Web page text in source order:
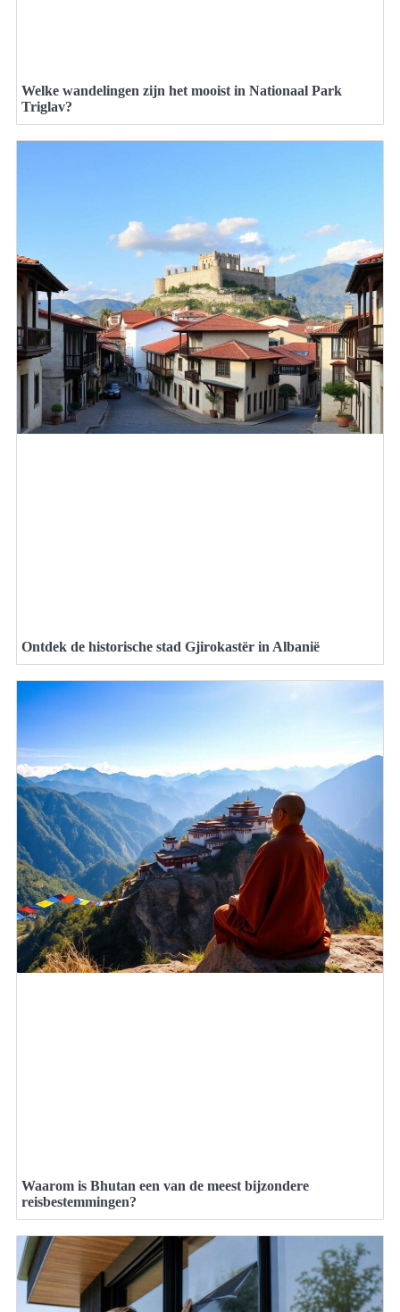
Welke wandelingen zijn het mooist in Nationaal Park
Triglav?
Ontdek de historische stad Gjirokastër in Albanië
Waarom is Bhutan een van de meest bijzondere
reisbestemmingen?